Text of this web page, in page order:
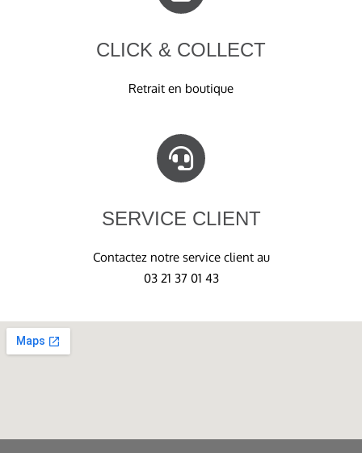
CLICK & COLLECT
Retrait en boutique
SERVICE CLIENT
Contactez notre service client au
03 21 37 01 43